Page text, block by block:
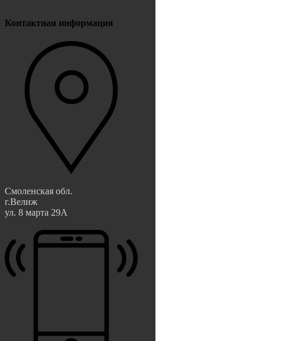
Контактная информация
Смоленская обл.
г.Велиж
ул. 8 марта 29А